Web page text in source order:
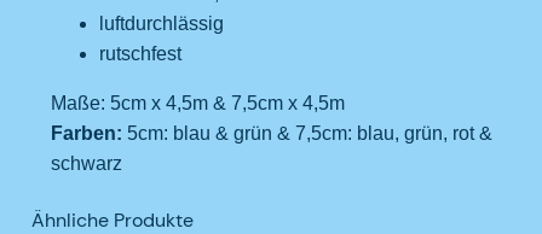
luftdurchlässig
rutschfest
Maße: 5cm x 4,5m & 7,5cm x 4,5m
Farben: 5cm: blau & grün & 7,5cm: blau, grün, rot &
schwarz
Ähnliche Produkte